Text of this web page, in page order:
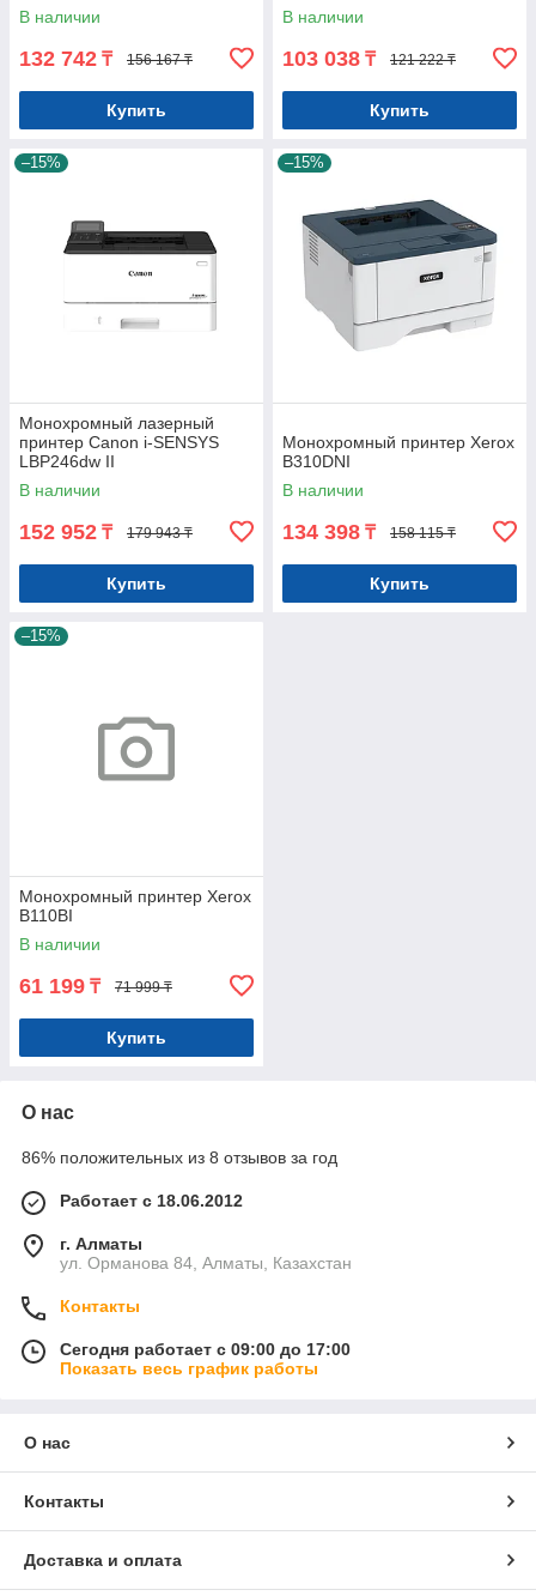
В наличии
132 742 ₸ 156 167 ₸
Купить
В наличии
103 038 ₸ 121 222 ₸
Купить
–15%
Монохромный лазерный
принтер Canon i-SENSYS
LBP246dw II
В наличии
152 952 ₸ 179 943 ₸
Купить
–15%
Монохромный принтер Xerox
B310DNI
В наличии
134 398 ₸ 158 115 ₸
Купить
–15%
Монохромный принтер Xerox
B110BI
В наличии
61 199 ₸ 71 999 ₸
Купить
О нас
86% положительных из 8 отзывов за год
Работает с 18.06.2012
г. Алматы
ул. Орманова 84, Алматы, Казахстан
Контакты
Сегодня работает с 09:00 до 17:00
Показать весь график работы
О нас
Контакты
Доставка и оплата